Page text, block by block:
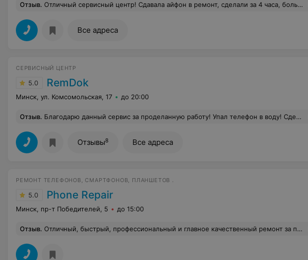
Отзыв. Отличный сервисный центр! Сдавала айфон в ремонт, сделали за 4 часа, большое спасибо!
Все адреса
СЕРВИСНЫЙ ЦЕНТР
5.0 RemDok
Минск, ул. Комсомольская, 17 до 20:00
Отзыв. Благодарю данный сервис за проделанную работу! Упал телефон в воду! Сделали все быстро, качественно, и что самое важное в срок! Спасибо!
Отзывы8 Все адреса
РЕМОНТ ТЕЛЕФОНОВ, СМАРТФОНОВ, ПЛАНШЕТОВ .
5.0 Phone Repair
Минск, пр-т Победителей, 5 до 15:00
Отзыв. Отличный, быстрый, профессиональный и главное качественный ремонт за приемлемую цену! Рекомендую!